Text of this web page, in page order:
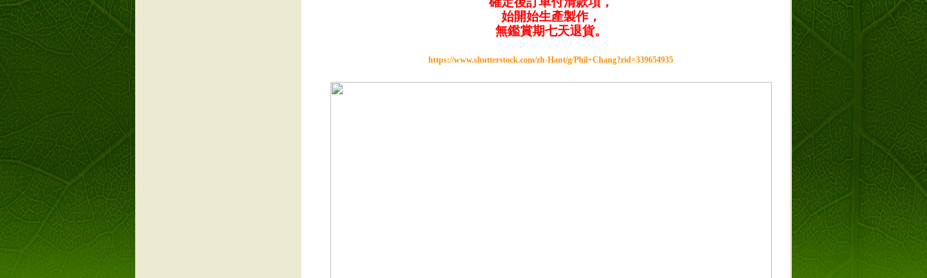
始開始生產製作，
無鑑賞期七天退貨。
https://www.shutterstock.com/zh-Hant/g/Phil+Chang?rid=339654935